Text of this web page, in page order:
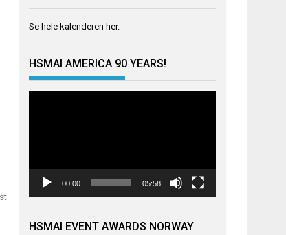
Se hele kalenderen her.
HSMAI AMERICA 90 YEARS!
00:00 05:58
HSMAI EVENT AWARDS NORWAY